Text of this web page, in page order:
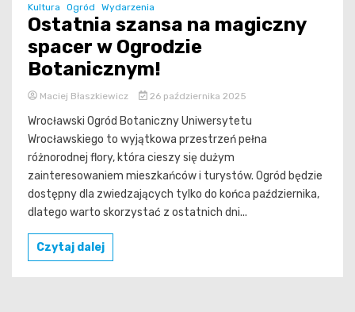
Kultura Ogród Wydarzenia
Ostatnia szansa na magiczny
spacer w Ogrodzie
Botanicznym!
Maciej Błaszkiewicz 26 października 2025
Wrocławski Ogród Botaniczny Uniwersytetu
Wrocławskiego to wyjątkowa przestrzeń pełna
różnorodnej flory, która cieszy się dużym
zainteresowaniem mieszkańców i turystów. Ogród będzie
dostępny dla zwiedzających tylko do końca października,
dlatego warto skorzystać z ostatnich dni...
Czytaj dalej